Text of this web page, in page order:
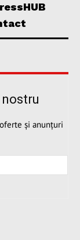
și anunțuri